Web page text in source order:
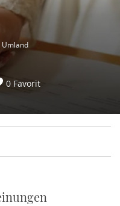
Umland
0 Favorit